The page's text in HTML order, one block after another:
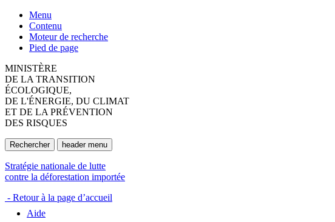
Menu
Contenu
Moteur de recherche
Pied de page
MINISTÈRE
DE LA TRANSITION
ÉCOLOGIQUE,
DE L'ÉNERGIE, DU CLIMAT
ET DE LA PRÉVENTION
DES RISQUES
Rechercher header menu
Stratégie nationale de lutte
contre la déforestation importée
- Retour à la page d’accueil
Aide